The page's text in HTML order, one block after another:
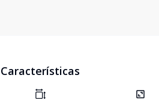
Características